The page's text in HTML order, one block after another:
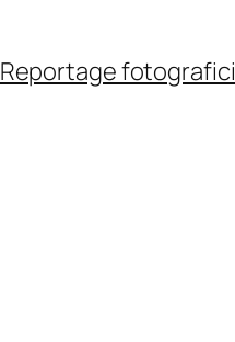
Reportage fotografici